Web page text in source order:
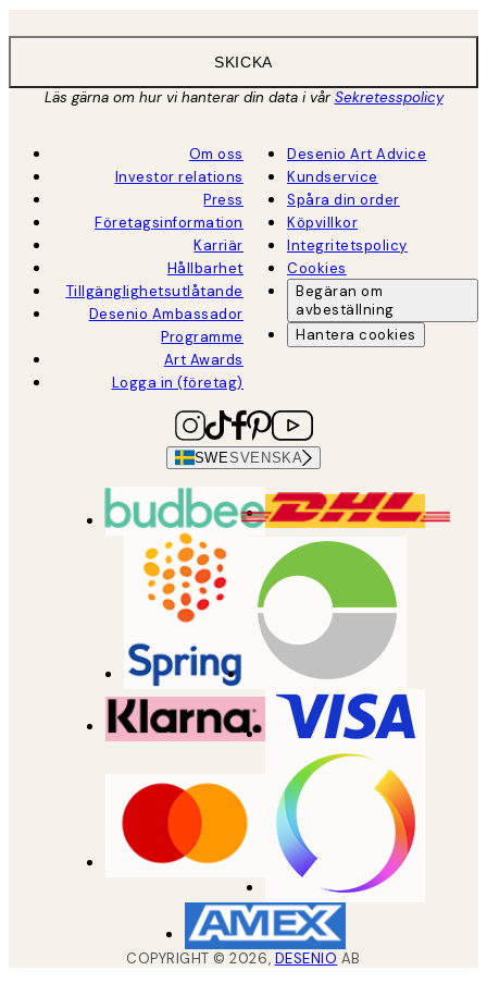
SKICKA
Läs gärna om hur vi hanterar din data i vårSekretesspolicy
Om oss
Investor relations
Press
Företagsinformation
Karriär
Hållbarhet
Tillgänglighetsutlåtande
Desenio Ambassador
Programme
Art Awards
Logga in (företag)
Desenio Art Advice
Kundservice
Spåra din order
Köpvillkor
Integritetspolicy
Cookies
Begäran om
avbeställning
Hantera cookies
SWESVENSKA
COPYRIGHT ©2026, DESENIO AB